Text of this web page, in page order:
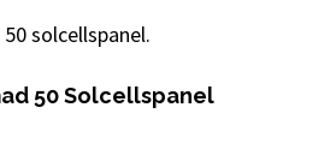
50 Solcellspanel